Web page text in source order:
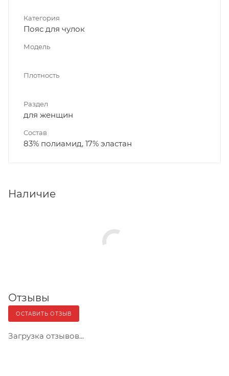
Категория
Пояс для чулок
Модель
Плотность
Раздел
для женщин
Состав
83% полиамид, 17% эластан
Наличие
Отзывы
ОСТАВИТЬ ОТЗЫВ
Загрузка отзывов...